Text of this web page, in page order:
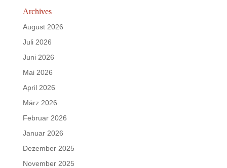
Archives
August 2026
Juli 2026
Juni 2026
Mai 2026
April 2026
März 2026
Februar 2026
Januar 2026
Dezember 2025
November 2025